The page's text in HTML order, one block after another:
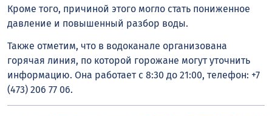
Кроме того, причиной этого могло стать пониженное
давление и повышенный разбор воды.
Также отметим, что в водоканале организована
горячая линия, по которой горожане могут уточнить
информацию. Она работает с 8:30 до 21:00, телефон: +7
(473) 206 77 06.